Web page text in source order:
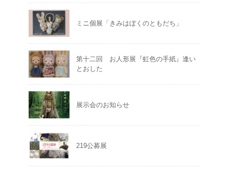
ミニ個展「きみはぼくのともだち」
第十二回 お人形展『虹色の手紙』逢い
とおした
展示会のお知らせ
219公募展